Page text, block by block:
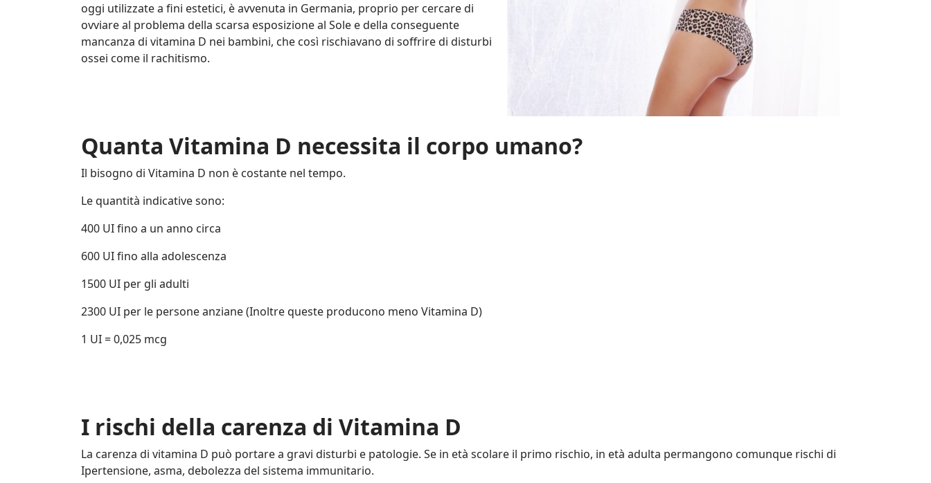
oggi utilizzate a fini estetici, è avvenuta in Germania, proprio per cercare di
ovviare al problema della scarsa esposizione al Sole e della conseguente
mancanza di vitamina D nei bambini, che così rischiavano di soffrire di disturbi
ossei come il rachitismo.
Quanta Vitamina D necessita il corpo umano?
Il bisogno di Vitamina D non è costante nel tempo.
Le quantità indicative sono:
400 UI fino a un anno circa
600 UI fino alla adolescenza
1500 UI per gli adulti
2300 UI per le persone anziane (Inoltre queste producono meno Vitamina D)
1 UI = 0,025 mcg
I rischi della carenza di Vitamina D
La carenza di vitamina D può portare a gravi disturbi e patologie. Se in età scolare il primo rischio, in età adulta permangono comunque rischi di
Ipertensione, asma, debolezza del sistema immunitario.